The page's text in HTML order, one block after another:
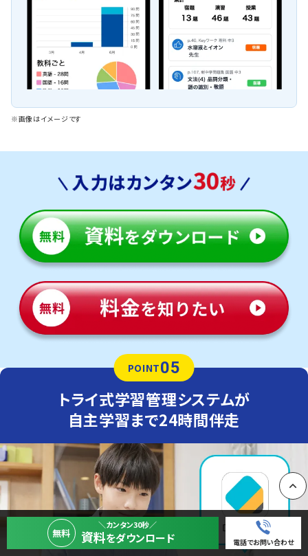
※画像はイメージです
POINT05
トライ式学習管理システムが
自主学習まで24時間伴走
無料
＼カンタン30秒／
資料をダウンロード 電話でお問い合わせ